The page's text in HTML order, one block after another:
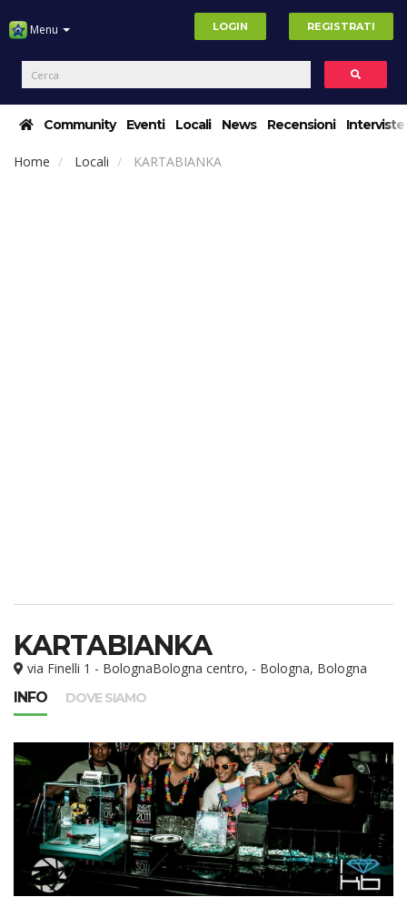
Menu LOGIN REGISTRATI
Community Eventi Locali News Recensioni Interviste
Home Locali KARTABIANKA
KARTABIANKA
via Finelli 1 - BolognaBologna centro, - Bologna, Bologna
INFO
DOVE SIAMO